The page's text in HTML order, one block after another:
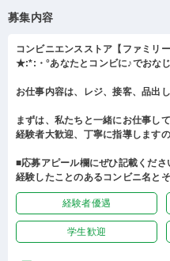
募集内容
コンビニエンスストア【ファミリ
★:*:・°あなたとコンビに♪でおな
お仕事内容は、レジ、接客、品出
まずは、私たちと一緒にお仕事し
経験者大歓迎、丁寧に指導します
■応募アピール欄にぜひ記載くださ
経験したことのあるコンビニ名と
経験者優遇
学生歓迎